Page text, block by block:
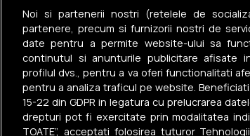
Terenuri de vânzare în Ungheni
Tel: +40 374 40 44 99
Iride Business Park, Bld. Dimitrie
Pompeiu 9-9A, Clădirea B2B, 020335,
Noi si partenerii nostri (retelele de
partenere, precum si furnizorii nostri de
date pentru a permite website-ului sa
continutul si anunturile publicitare afisate
profilul dvs., pentru a va oferi functionalitati
pentru a analiza traficul pe website.
15-22 din GDPR in legatura cu prelucrarea
drepturi pot fi exercitate prin modalitatea
TOATE”, acceptati folosirea tuturor